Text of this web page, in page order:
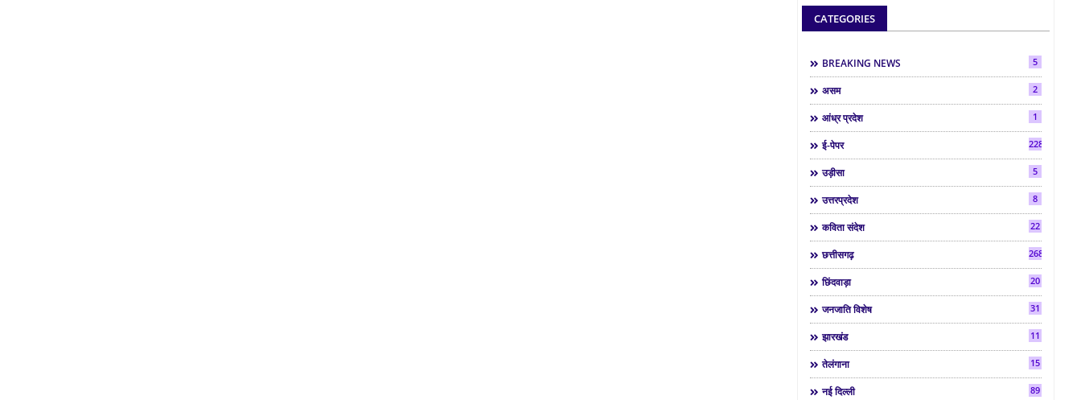
CATEGORIES
BREAKING NEWS 5
असम 2
आंध्र प्रदेश 1
ई-पेपर 2286
उड़ीसा 5
उत्तरप्रदेश 8
कविता संदेश 22
छत्तीसगढ़ 268
छिंदवाड़ा 20
जनजाति विशेष 31
झारखंड 11
तेलंगाना 15
नई दिल्ली 89